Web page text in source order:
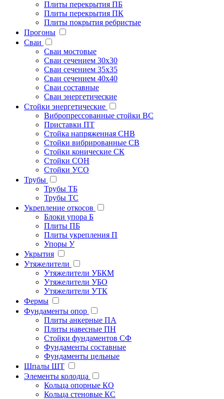
Плиты перекрытия ПБ
Плиты перекрытия ПК
Плиты покрытия ребристые
Прогоны
Сваи
Сваи мостовые
Сваи сечением 30х30
Сваи сечением 35х35
Сваи сечением 40х40
Сваи составные
Сваи энергетические
Стойки энергетические
Вибропрессованные стойки ВС
Приставки ПТ
Стойка напряженная СНВ
Стойки вибрированные СВ
Стойки конические СК
Стойки СОН
Стойки УСО
Трубы
Трубы ТБ
Трубы ТС
Укрепление откосов
Блоки упора Б
Плиты ПБ
Плиты укрепления П
Упоры У
Укрытия
Утяжелители
Утяжелители УБКМ
Утяжелители УБО
Утяжелители УТК
Фермы
Фундаменты опор
Плиты анкерные ПА
Плиты навесные ПН
Стойки фундаментов СФ
Фундаменты составные
Фундаменты цельные
Шпалы ШТ
Элементы колодца
Кольца опорные КО
Кольца стеновые КС